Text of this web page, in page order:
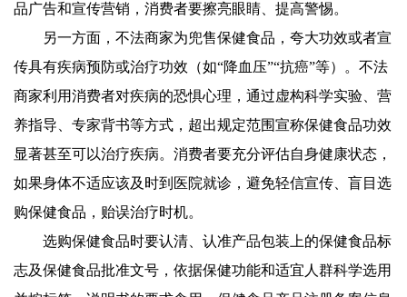
品广告和宣传营销，消费者要擦亮眼睛、提高警惕。
另一方面，不法商家为兜售保健食品，夸大功效或者宣
传具有疾病预防或治疗功效（如“降血压”“抗癌”等）。不法
商家利用消费者对疾病的恐惧心理，通过虚构科学实验、营
养指导、专家背书等方式，超出规定范围宣称保健食品功效
显著甚至可以治疗疾病。消费者要充分评估自身健康状态，
如果身体不适应该及时到医院就诊，避免轻信宣传、盲目选
购保健食品，贻误治疗时机。
选购保健食品时要认清、认准产品包装上的保健食品标
志及保健食品批准文号，依据保健功能和适宜人群科学选用